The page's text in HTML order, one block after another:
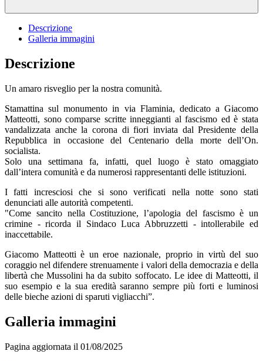
Descrizione
Galleria immagini
Descrizione
Un amaro risveglio per la nostra comunità.
Stamattina sul monumento in via Flaminia, dedicato a Giacomo
Matteotti, sono comparse scritte inneggianti al fascismo ed è stata
vandalizzata anche la corona di fiori inviata dal Presidente della
Repubblica in occasione del Centenario della morte dell’On.
socialista.
Solo una settimana fa, infatti, quel luogo è stato omaggiato
dall’intera comunità e da numerosi rappresentanti delle istituzioni.
I fatti incresciosi che si sono verificati nella notte sono stati
denunciati alle autorità competenti.
"Come sancito nella Costituzione, l’apologia del fascismo è un
crimine - ricorda il Sindaco Luca Abbruzzetti - intollerabile ed
inaccettabile.
Giacomo Matteotti è un eroe nazionale, proprio in virtù del suo
coraggio nel difendere strenuamente i valori della democrazia e della
libertà che Mussolini ha da subito soffocato. Le idee di Matteotti, il
suo esempio e la sua eredità saranno sempre più forti e luminosi
delle bieche azioni di sparuti vigliacchi”.
Galleria immagini
Pagina aggiornata il 01/08/2025